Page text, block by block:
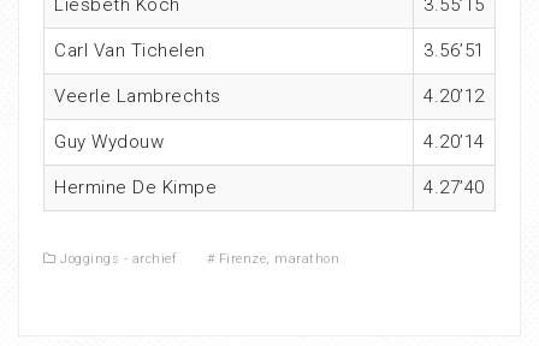
Liesbeth Koch 3.55’15
Carl Van Tichelen 3.56’51
Veerle Lambrechts 4.20’12
Guy Wydouw 4.20’14
Hermine De Kimpe 4.27’40
Joggings - archief # Firenze, marathon